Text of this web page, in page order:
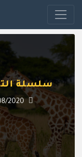
سلسلة
2020